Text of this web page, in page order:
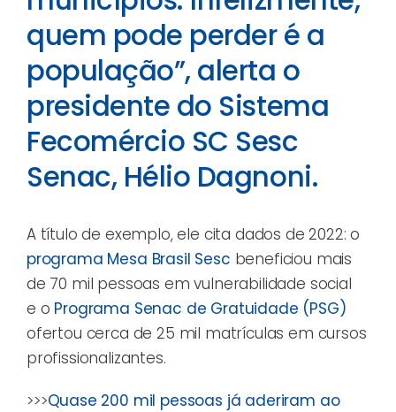
quem pode perder é a
população”, alerta o
presidente do Sistema
Fecomércio SC Sesc
Senac, Hélio Dagnoni.
A título de exemplo, ele cita dados de 2022: o
programa Mesa Brasil Sesc beneficiou mais
de 70 mil pessoas em vulnerabilidade social
e o Programa Senac de Gratuidade (PSG)
ofertou cerca de 25 mil matrículas em cursos
profissionalizantes.
>>>Quase 200 mil pessoas já aderiram ao